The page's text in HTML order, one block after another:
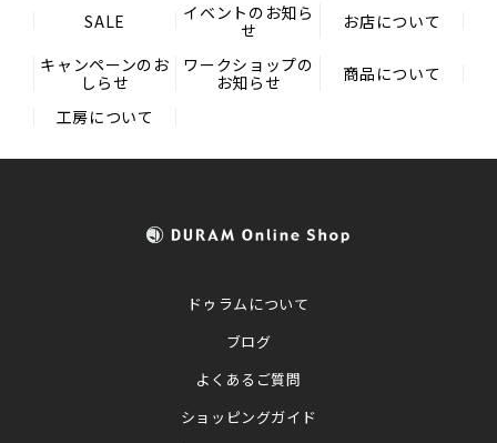
SALE
イベントのお知ら
せ
お店について
キャンペーンのお
しらせ
ワークショップの
お知らせ
商品について
工房について
ドゥラムについて
ブログ
よくあるご質問
ショッピングガイド